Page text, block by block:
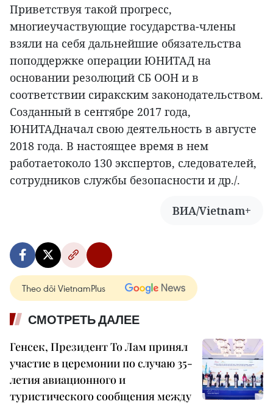
Приветствуя такой прогресс,
многиеучаствующие государства-члены
взяли на себя дальнейшие обязательства
поподдержке операции ЮНИТАД на
основании резолюций СБ ООН и в
соответствии сиракским законодательством.
Созданный в сентябре 2017 года,
ЮНИТАДначал свою деятельность в августе
2018 года. В настоящее время в нем
работаетоколо 130 экспертов, следователей,
сотрудников службы безопасности и др./.
ВИА/Vietnam+
Theo dõi VietnamPlus
СМОТРЕТЬ ДАЛЕЕ
Генсек, Президент То Лам принял
участие в церемонии по случаю 35-
летия авиационного и
туристического сообщения между